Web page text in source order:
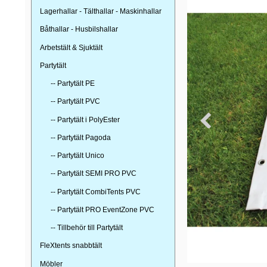
Lagerhallar - Tälthallar - Maskinhallar
Båthallar - Husbilshallar
Arbetstält & Sjuktält
Partytält
-- Partytält PE
-- Partytält PVC
-- Partytält i PolyEster
-- Partytält Pagoda
-- Partytält Unico
-- Partytält SEMI PRO PVC
-- Partytält CombiTents PVC
-- Partytält PRO EventZone PVC
-- Tillbehör till Partytält
FleXtents snabbtält
Möbler